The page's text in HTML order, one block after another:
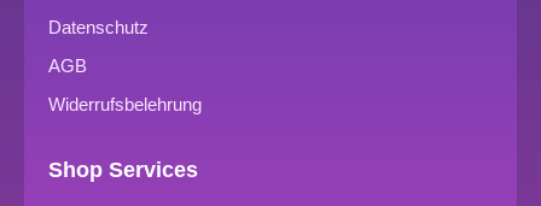
Datenschutz
AGB
Widerrufsbelehrung
Shop Services